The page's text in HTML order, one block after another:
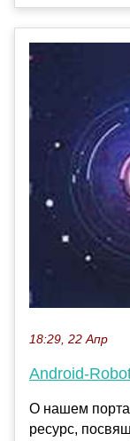
18:29, 22 Апр
Android-
О нашем
ресурс,